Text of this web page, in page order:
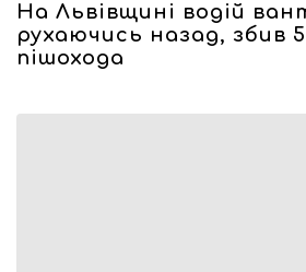
На Львівщині водій
рухаючись назад, збив
пішохода